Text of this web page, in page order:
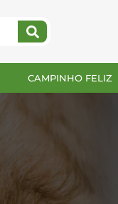
CAMPINHO FELIZ